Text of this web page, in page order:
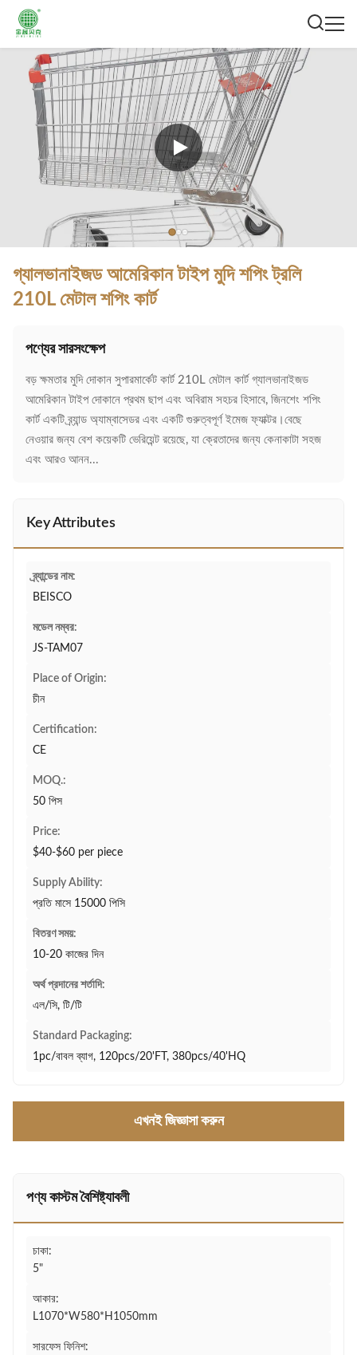
গ্যালভানাইজড আমেরিকান টাইপ মুদি শপিং ট্রলি
210L মেটাল শপিং কার্ট
পণ্যের সারসংক্ষেপ
বড় ক্ষমতার মুদি দোকান সুপারমার্কেট কার্ট 210L মেটাল কার্ট গ্যালভানাইজড
আমেরিকান টাইপ দোকানে প্রথম ছাপ এবং অবিরাম সহচর হিসাবে, জিনশেং শপিং
কার্ট একটি ব্র্যান্ড অ্যাম্বাসেডর এবং একটি গুরুত্বপূর্ণ ইমেজ ফ্যাক্টর।বেছে
নেওয়ার জন্য বেশ কয়েকটি ভেরিয়েন্ট রয়েছে, যা ক্রেতাদের জন্য কেনাকাটা সহজ
এবং আরও আনন...
Key Attributes
ব্র্যান্ডের নাম:
BEISCO
মডেল নম্বর:
JS-TAM07
Place of Origin:
চীন
Certification:
CE
MOQ.:
50 পিস
Price:
$40-$60 per piece
Supply Ability:
প্রতি মাসে 15000 পিসি
বিতরণ সময়:
10-20 কাজের দিন
অর্থ প্রদানের শর্তাদি:
এল/সি, টি/টি
Standard Packaging:
1pc/বাবল ব্যাগ, 120pcs/20'FT, 380pcs/40'HQ
এখনই জিজ্ঞাসা করুন
পণ্য কাস্টম বৈশিষ্ট্যাবলী
চাকা:
5"
আকার:
L1070*W580*H1050mm
সারফেস ফিনিশ: